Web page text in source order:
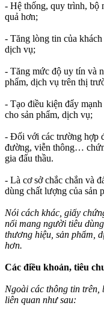
- Hệ thống, quy trình, bộ
quả hơn;
- Tăng lòng tin của
dịch vụ;
- Tăng mức độ uy tín và
phẩm, dịch vụ trên thị
- Tạo điều kiện đẩy
cho sản phẩm, dịch vụ;
- Đối với các trường hợp
đường, viễn thông…
gia đấu thầu.
- Là cơ sở chắc chắn và
dùng chất lượng của sản
Nói cách khác, giấy
nối mang người tiêu
thương hiệu, sản phẩm,
hơn.
Các điều khoản, tiêu
Ngoài các thông tin trên,
liên quan như sau: